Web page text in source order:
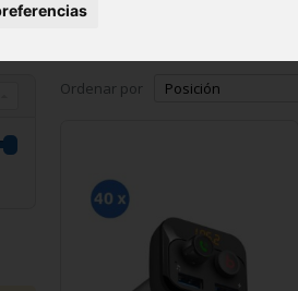
Accesorios del coche
Ordenar por